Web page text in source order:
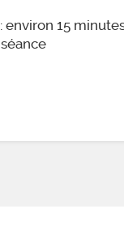
: environ 15